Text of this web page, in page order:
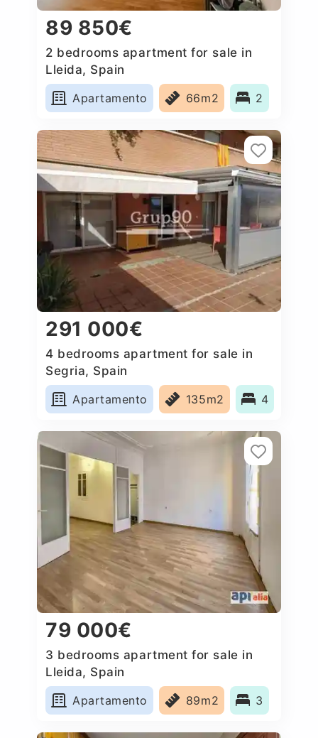
89 850€
2 bedrooms apartment for sale in
Lleida, Spain
Apartamento
66m2 2
291 000€
4 bedrooms apartment for sale in
Segria, Spain
Apartamento
135m2 4
79 000€
3 bedrooms apartment for sale in
Lleida, Spain
Apartamento
89m2 3